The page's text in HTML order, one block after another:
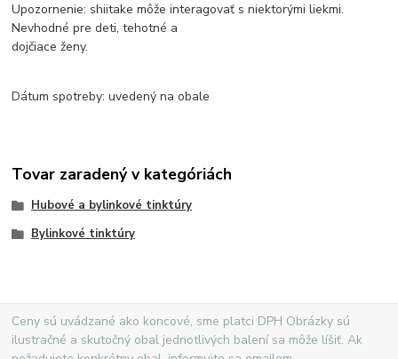
Upozornenie: shiitake môže interagovať s niektorými liekmi.
Nevhodné pre deti, tehotné a
dojčiace ženy.
Dátum spotreby: uvedený na obale
Tovar zaradený v kategóriách
Hubové a bylinkové tinktúry
Bylinkové tinktúry
Ceny sú uvádzané ako koncové, sme platci DPH Obrázky sú
ilustračné a skutočný obal jednotlivých balení sa môže líšiť. Ak